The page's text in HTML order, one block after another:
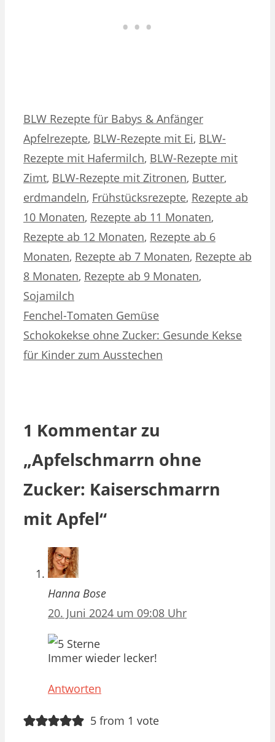
Kategorien
BLW Rezepte für Babys & AnfängerSchlagwörter
Apfelrezepte, BLW-Rezepte mit Ei, BLW-
Rezepte mit Hafermilch, BLW-Rezepte mit
Zimt, BLW-Rezepte mit Zitronen, Butter,
erdmandeln, Frühstücksrezepte, Rezepte ab
10 Monaten, Rezepte ab 11 Monaten,
Rezepte ab 12 Monaten, Rezepte ab 6
Monaten, Rezepte ab 7 Monaten, Rezepte ab
8 Monaten, Rezepte ab 9 Monaten,
Sojamilch
Fenchel-Tomaten Gemüse
Schokokekse ohne Zucker: Gesunde Kekse
für Kinder zum Ausstechen
1 Kommentar zu
„Apfelschmarrn ohne
Zucker: Kaiserschmarrn
mit Apfel“
Hanna Bose
20. Juni 2024 um 09:08 Uhr
Immer wieder lecker!
Antworten
5 from 1 vote